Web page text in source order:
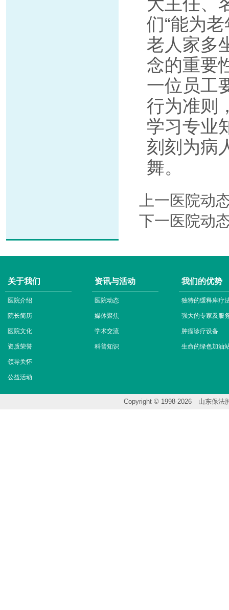
们“能为
老人家多
念的重要
一位员工
行为准则
学习专业
刻刻为病
舞。
上一医院
下一医院
关于我们
医院介绍
院长简历
医院文化
资质荣誉
领导关怀
公益活动
资讯与活动
医院动态
媒体聚焦
学术交流
科普知识
我们的优势
独特的缓释库疗
强大的专家及服
肿瘤诊疗设备
生命的绿色加油
Copyright © 1998-2026 山东保法